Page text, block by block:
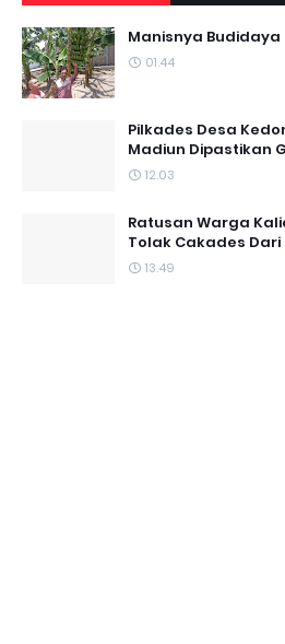
Manisnya Budidaya
01.44
Pilkades Desa
Madiun Dipastikan
12.03
Ratusan Warga
Tolak Cakades Dari
13.49